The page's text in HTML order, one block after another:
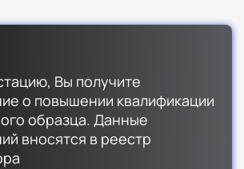
Вы получите
о повышении квалификации
образца. Данные
вносятся в реестр